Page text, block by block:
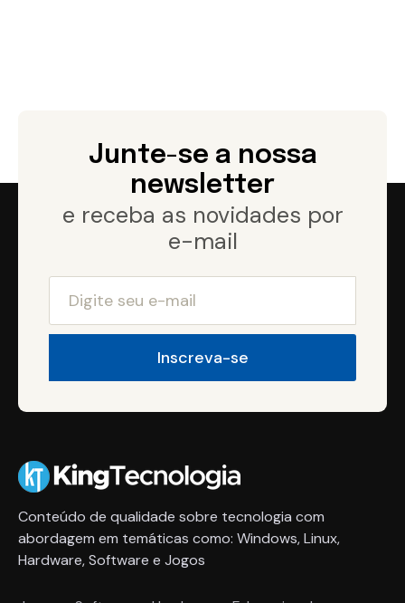
Junte-se a nossa
newsletter
e receba as novidades por
e-mail
Conteúdo de qualidade sobre tecnologia com
abordagem em temáticas como: Windows, Linux,
Hardware, Software e Jogos